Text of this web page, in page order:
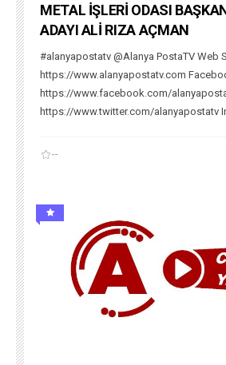
METAL İŞLERİ ODASI
ADAYI ALİ RIZA AÇMAN
#alanyapostatv @Alanya PostaTV Web
https://www.alanyapostatv.com
https://www.facebook.com/
https://www.twitter.com/alanyapostatv
--